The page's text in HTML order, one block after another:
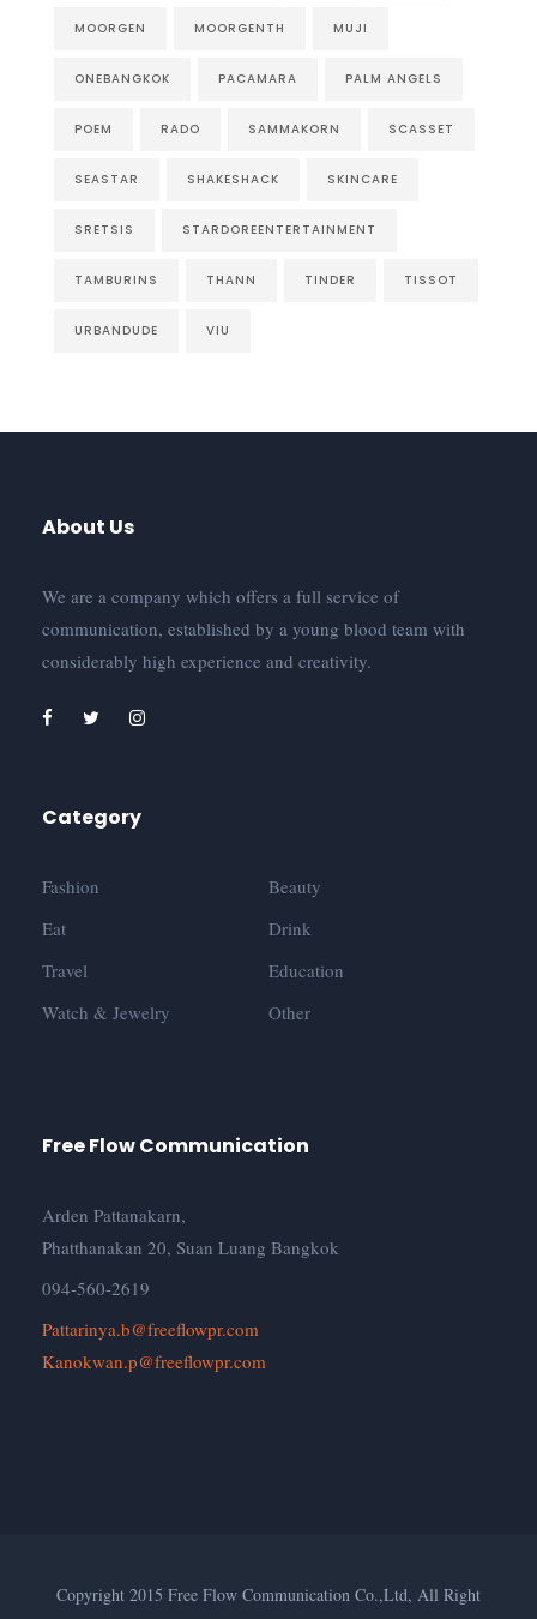
MOORGEN MOORGENTH MUJI
ONEBANGKOK PACAMARA PALM ANGELS
POEM RADO SAMMAKORN SCASSET
SEASTAR SHAKESHACK SKINCARE
SRETSIS STARDOREENTERTAINMENT
TAMBURINS THANN TINDER TISSOT
URBANDUDE VIU
About Us
We are a company which offers a full service of
communication, established by a young blood team with
considerably high experience and creativity.
Category
Fashion
Beauty
Eat
Drink
Travel
Education
Watch & Jewelry
Other
Free Flow Communication
Arden Pattanakarn,
Phatthanakan 20, Suan Luang Bangkok
094-560-2619
Pattarinya.b@freeflowpr.com
Kanokwan.p@freeflowpr.com
Copyright 2015 Free Flow Communication Co.,Ltd, All Right